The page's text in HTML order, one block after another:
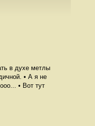
в духе метлы
• А я не
• Вот тут